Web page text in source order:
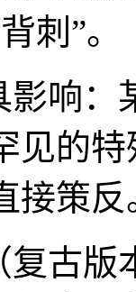
刺”。
响：
见的
接策反
复古版